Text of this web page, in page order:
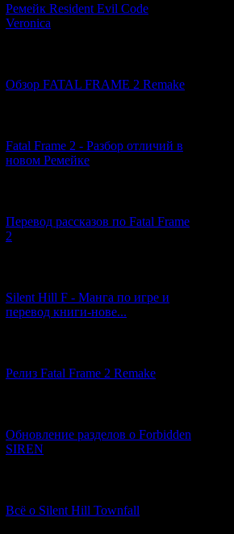
Ремейк Resident Evil Code
Veronica
Обзор FATAL FRAME 2 Remake
Fatal Frame 2 - Разбор отличий в
новом Ремейке
Перевод рассказов по Fatal Frame
2
Silent Hill F - Манга по игре и
перевод книги-нове...
Релиз Fatal Frame 2 Remake
Обновление разделов о Forbidden
SIREN
Всё о Silent Hill Townfall